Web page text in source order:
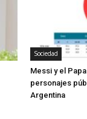
Sociedad
Messi y el
personajes
Argentina